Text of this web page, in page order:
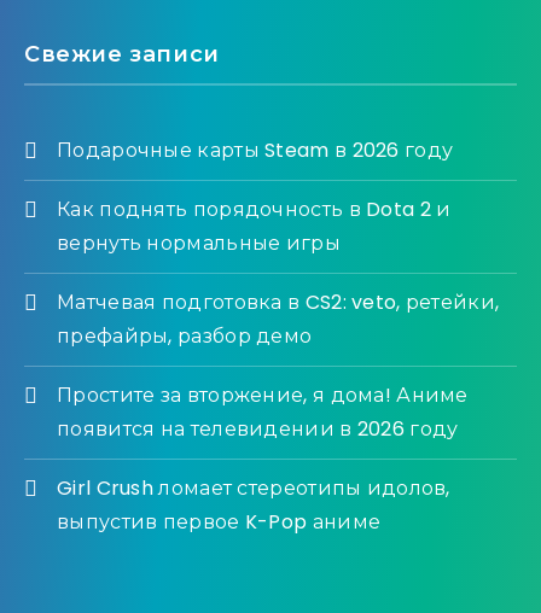
Свежие записи
Подарочные карты Steam в 2026 году
Как поднять порядочность в Dota 2 и
вернуть нормальные игры
Матчевая подготовка в CS2: veto, ретейки,
префайры, разбор демо
Простите за вторжение, я дома! Аниме
появится на телевидении в 2026 году
Girl Crush ломает стереотипы идолов,
выпустив первое K-Pop аниме